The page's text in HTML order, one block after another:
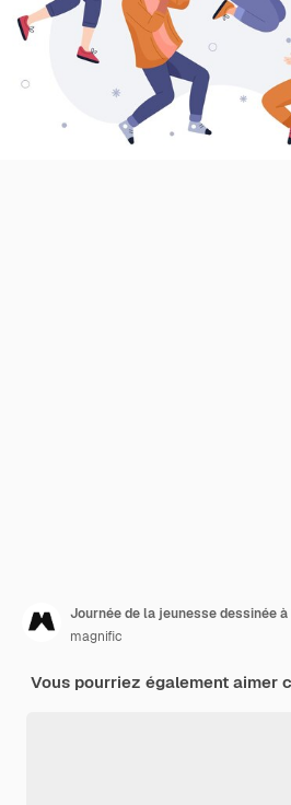
Journée de la jeunesse dessinée
magnific
Vous pourriez également aimer